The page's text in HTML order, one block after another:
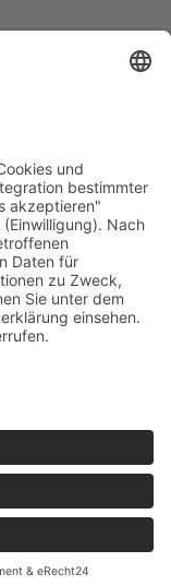
& Methoden